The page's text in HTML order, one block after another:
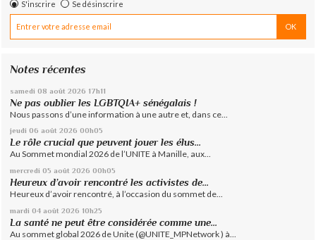
S'inscrire Se désinscrire
Notes récentes
samedi 08 août 2026 17h11
Ne pas oublier les LGBTQIA+ sénégalais !
Nous passons d’une information à une autre et, dans ce...
jeudi 06 août 2026 00h05
Le rôle crucial que peuvent jouer les élus...
Au Sommet mondial 2026 de l’UNITE à Manille, aux...
mercredi 05 août 2026 00h05
Heureux d’avoir rencontré les activistes de...
Heureux d’avoir rencontré, à l’occasion du sommet de...
mardi 04 août 2026 10h25
La santé ne peut être considérée comme une...
Au sommet global 2026 de Unite (@UNITE_MPNetwork ) à...